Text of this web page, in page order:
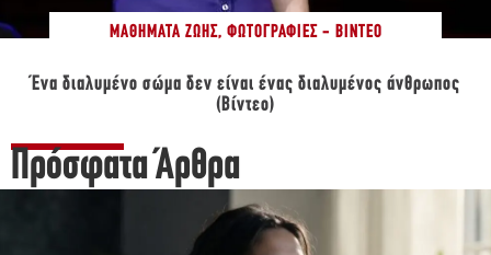
ΜΑΘΉΜΑΤΑ ΖΩΉΣ, ΦΩΤΟΓΡΑΦΊΕΣ - ΒΊΝΤΕΟ
Ένα διαλυμένο σώμα δεν είναι ένας διαλυμένος άνθρωπος
(Βίντεο)
Πρόσφατα Άρθρα